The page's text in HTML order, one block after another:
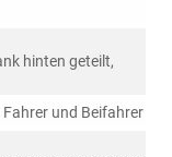
hinten geteilt,
Fahrer und Beifahrer